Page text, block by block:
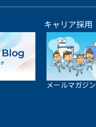
キャリア採用
メールマガジン